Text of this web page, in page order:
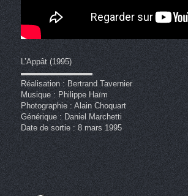
L’Appât (1995)
▬▬▬▬▬▬▬▬▬
Réalisation : Bertrand Tavernier
Musique : Philippe Haïm
Photographie : Alain Choquart
Générique : Daniel Marchetti
Date de sortie : 8 mars 1995